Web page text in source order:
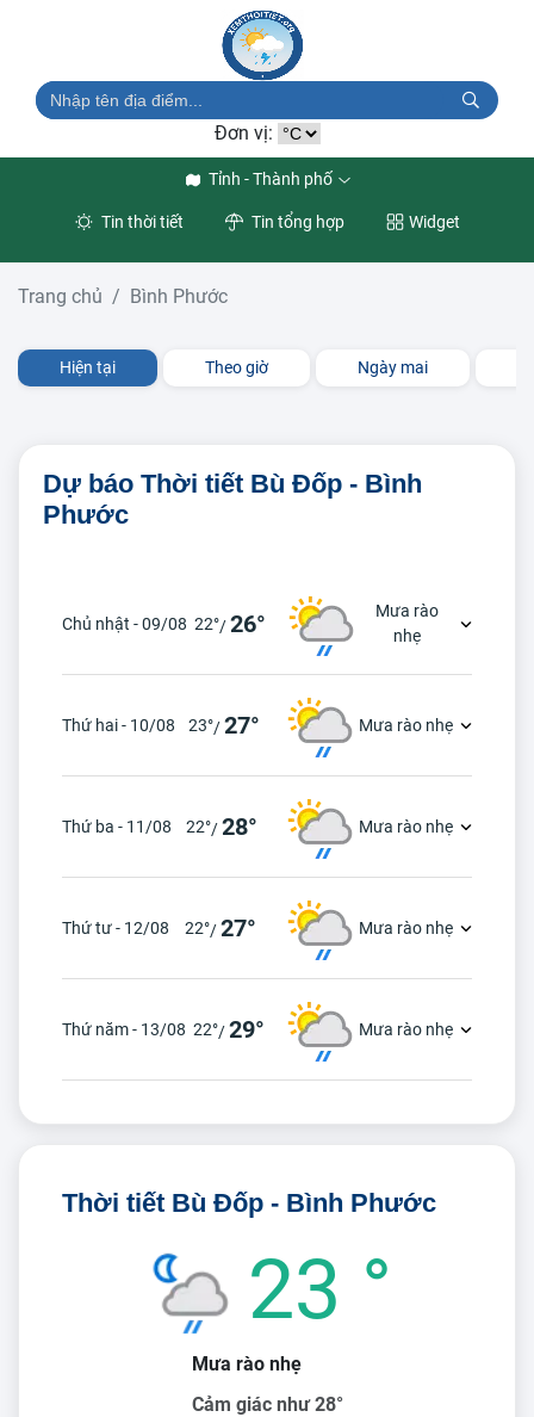
Đơn vị:
Tỉnh - Thành phố
Tin thời tiết Tin tổng hợp Widget
Trang chủ Bình Phước
Hiện tại Theo giờ Ngày mai
Dự báo Thời tiết Bù Đốp - Bình
Phước
Chủ nhật - 09/08 22°/26°
Mưa rào
nhẹ
Thứ hai - 10/08 23°/27° Mưa rào nhẹ
Thứ ba - 11/08 22°/28° Mưa rào nhẹ
Thứ tư - 12/08 22°/27° Mưa rào nhẹ
Thứ năm - 13/08 22°/29° Mưa rào nhẹ
Thời tiết Bù Đốp - Bình Phước
23 °
Mưa rào nhẹ
Cảm giác như 28°